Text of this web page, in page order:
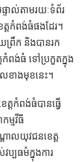
ាល់តាមរយៈទំព័រ
តកំពង់ធំផងដែរ។
យព្រឹក និងបានរក
កំពង់ធំ ទៅប្រកួតក្នុង
ខាងមុខនេះ។
តកំពង់ធំបានធ្វើ
ម្មវីធី
លយុវជនខេត្ត
ប្បធម៌ក្នុងការ